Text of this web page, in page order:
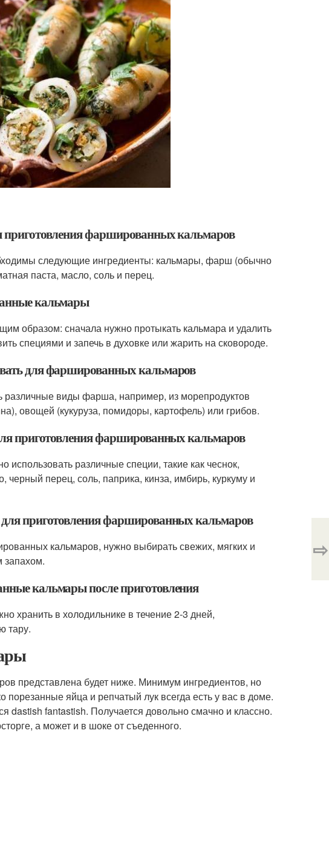
фаршированных кальмаров
следующие ингредиенты: кальмары, фарш (обычно
паста, масло, соль и перец.
кальмары
образом: сначала нужно протыкать кальмара и удалить
специями и запечь в духовке или жарить на сковороде.
для фаршированных кальмаров
виды фарша, например, из морепродуктов
овощей (кукуруза, помидоры, картофель) или грибов.
приготовления фаршированных кальмаров
различные специи, такие как чеснок,
перец, соль, паприка, кинза, имбирь, куркуму и
приготовления фаршированных кальмаров
кальмаров, нужно выбирать свежих, мягких и
запахом.
кальмары после приготовления
хранить в холодильнике в течение 2-3 дней,
тару.
представлена будет ниже. Минимум ингредиентов, но
яйца и репчатый лук всегда есть у вас в доме.
fantastish. Получается довольно смачно и классно.
а может и в шоке от съеденного.
⇨